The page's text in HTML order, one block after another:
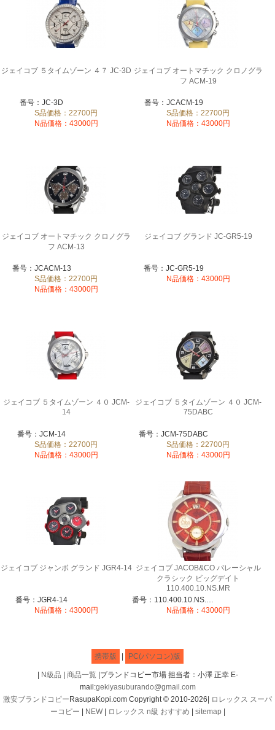
ジェイコブ ５タイムゾーン ４７ JC-3D
番号：JC-3D
S品価格：22700円
N品価格：43000円
ジェイコブ オートマチック クロノグラ
フ ACM-19
番号：JCACM-19
S品価格：22700円
N品価格：43000円
ジェイコブ オートマチック クロノグラ
フ ACM-13
番号：JCACM-13
S品価格：22700円
N品価格：43000円
ジェイコブ グランド JC-GR5-19
番号：JC-GR5-19
N品価格：43000円
ジェイコブ ５タイムゾーン ４０ JCM-
14
番号：JCM-14
S品価格：22700円
N品価格：43000円
ジェイコブ ５タイムゾーン ４０ JCM-
75DABC
番号：JCM-75DABC
S品価格：22700円
N品価格：43000円
ジェイコブ ジャンボ グランド JGR4-14
番号：JGR4-14
N品価格：43000円
ジェイコブ JACOB&CO パレーシャル
クラシック ビッグデイト
110.400.10.NS.MR
番号：110.400.10.NS.MR
N品価格：43000円
携帯版 PC(パソコン)版
N級品 商品一覧|ブランドコピー市場 担当者：小澤 正幸 E-
mail:gekiyasuburando@gmail.com
激安ブランドコピー RasupaKopi.com Copyright © 2010-2026|
ロレックス スーパ
ーコピー
NEW| ロレックス n級 おすすめ sitemap